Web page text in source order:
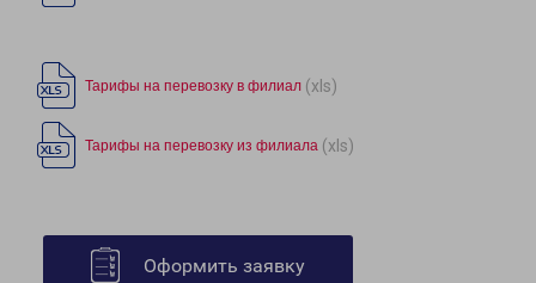
Тарифы на перевозку в филиал (xls)
Тарифы на перевозку из филиала (xls)
Оформить заявку